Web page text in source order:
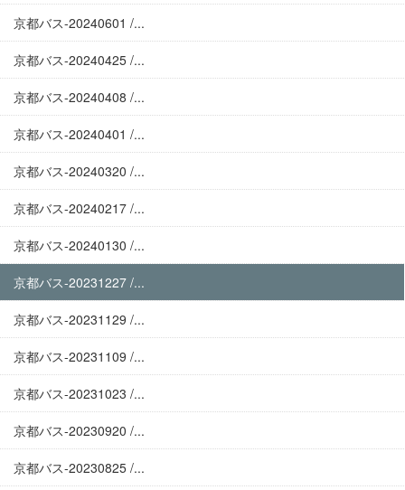
京都バス-20240601 /...
京都バス-20240425 /...
京都バス-20240408 /...
京都バス-20240401 /...
京都バス-20240320 /...
京都バス-20240217 /...
京都バス-20240130 /...
京都バス-20231227 /...
京都バス-20231129 /...
京都バス-20231109 /...
京都バス-20231023 /...
京都バス-20230920 /...
京都バス-20230825 /...